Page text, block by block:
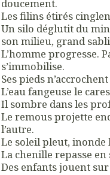
doucement.
Les filins étirés
Un silo déglutit du
son milieu, grand
L’homme progresse.
s’immobilise.
Ses pieds
L’eau fangeuse le
Il sombre dans les
Le remous projette
l’autre.
Le soleil pleut, inonde
La chenille repasse en
Des enfants jouent